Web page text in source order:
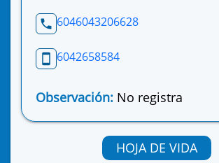
6046043206628
6042658584
Observación: No registra
HOJA DE VIDA